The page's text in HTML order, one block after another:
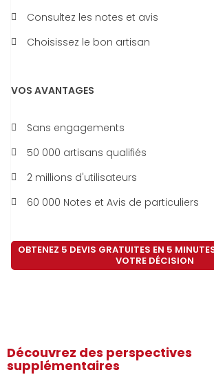
Consultez les notes et avis
Choisissez le bon artisan
VOS AVANTAGES
Sans engagements
50 000 artisans qualifiés
2 millions d'utilisateurs
60 000 Notes et Avis de particuliers
OBTENEZ 5 DEVIS GRATUITES EN 5
VOTRE DÉCISION
Découvrez des perspectives
supplémentaires